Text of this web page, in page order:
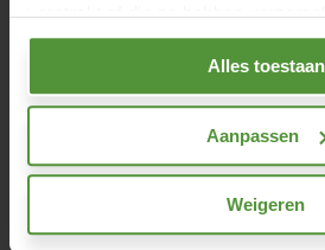
verstrekt of die ze hebben
gebruik van hun services.
Alles toestaan
Aanpassen
Weigeren
Kunstgras
Beurs, evenement of stand
Zelf kunstgras leggen